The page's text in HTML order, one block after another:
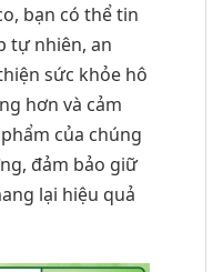
bạn có thể tin
tự nhiên, an
sức khỏe hô
hơn và cảm
của chúng
đảm bảo giữ
lại hiệu quả